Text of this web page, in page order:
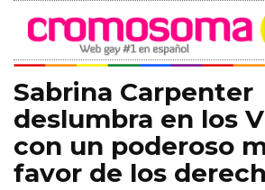
Sabrina Carpenter
deslumbra en los
con un poderoso
favor de los